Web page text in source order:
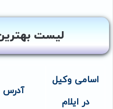
لیست
اسامی وکیل
در ایلام
آدرس